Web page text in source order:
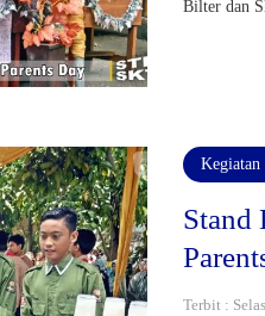
Bilter dan
Kegiatan
Stand
Terbit :